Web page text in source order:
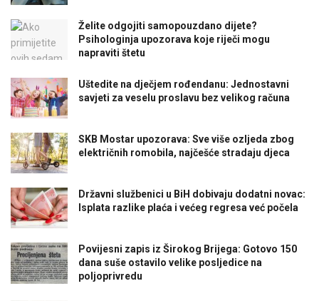
Želite odgojiti samopouzdano dijete?
Psihologinja upozorava koje riječi mogu
napraviti štetu
Uštedite na dječjem rođendanu: Jednostavni
savjeti za veselu proslavu bez velikog računa
SKB Mostar upozorava: Sve više ozljeda zbog
električnih romobila, najčešće stradaju djeca
Državni službenici u BiH dobivaju dodatni novac:
Isplata razlike plaća i većeg regresa već počela
Povijesni zapis iz Širokog Brijega: Gotovo 150
dana suše ostavilo velike posljedice na
poljoprivredu